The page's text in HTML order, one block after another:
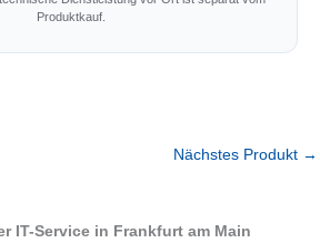
Produktkauf.
Nächstes Produkt →
IT-Service in Frankfurt am Main